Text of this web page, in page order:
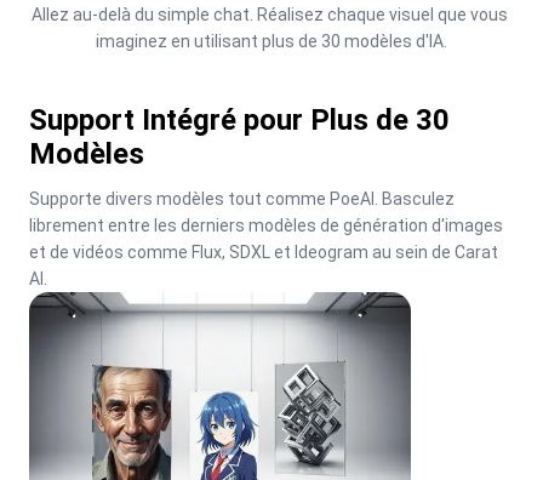
Allez au-delà du simple chat. Réalisez chaque visuel que vous
imaginez en utilisant plus de 30 modèles d'IA.
Support Intégré pour Plus de 30
Modèles
Supporte divers modèles tout comme PoeAI. Basculez
librement entre les derniers modèles de génération d'images
et de vidéos comme Flux, SDXL et Ideogram au sein de Carat
AI.